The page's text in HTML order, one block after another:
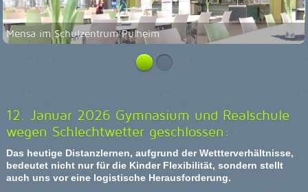
Mensa im Schulzentrum Pulheim
12. Januar 2026 Gymnasium und Realschule
wegen Schlechtwetter geschlossen:
Das heutige Distanzlernen, aufgrund der Wettterverhältnisse,
bedeutet nicht nur für die Kinder Flexibilität, sondern stellt
auch uns vor eine logistische Herausforderung.